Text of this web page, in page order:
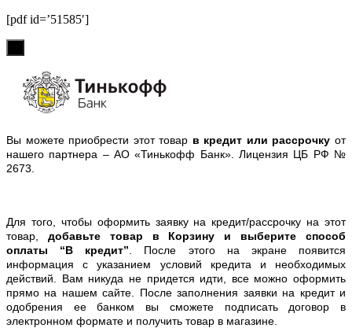
[pdf id=’51585′]
Вы можете приобрести этот товар в кредит или рассрочку от
нашего партнера – АО «Тинькофф Банк». Лицензия ЦБ РФ №
2673.
Для того, чтобы оформить заявку на кредит/рассрочку на этот
товар, добавьте товар в Корзину и выберите способ
оплаты “В кредит” . После этого на экране появится
информация с указанием условий кредита и необходимых
действий. Вам никуда не придется идти, все можно оформить
прямо на нашем сайте. После заполнения заявки на кредит и
одобрения ее банком вы сможете подписать договор в
электронном формате и получить товар в магазине.